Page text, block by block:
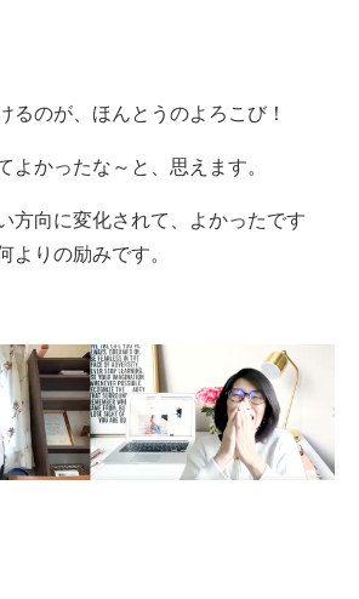
るのが、ほんとうのよろこび！
よかったな～と、思えます。
方向に変化されて、よかったです
よりの励みです。